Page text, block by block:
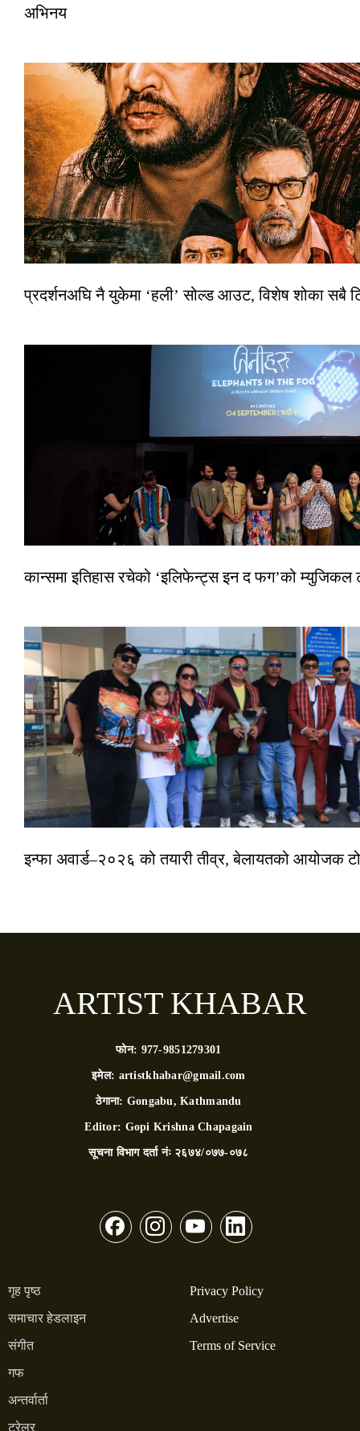
अभिनय
प्रदर्शनअघि नै युकेमा ‘हली’ सोल्ड आउट, विशेष शोका सबै
कान्समा इतिहास रचेको ‘इलिफेन्ट्स इन द फग’को म्युजिकल
इन्फा अवार्ड–२०२६ को तयारी तीव्र, बेलायतको आयोजक
ARTIST KHABAR
फोन: 977-9851279301
इमेल: artistkhabar@gmail.com
ठेगाना: Gongabu, Kathmandu
Editor: Gopi Krishna Chapagain
सूचना विभाग दर्ता नंः २६७४/०७७-०७८
गृह पृष्ठ
समाचार हेडलाइन
संगीत
गफ
अन्तर्वार्ता
ट्रेलर
Privacy Policy
Advertise
Terms of Service